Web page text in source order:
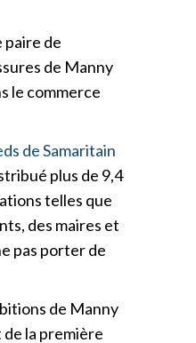
paire de
de Manny
le commerce
de Samaritain
plus de 9,4
telles que
des maires et
pas porter de
de Manny
la première